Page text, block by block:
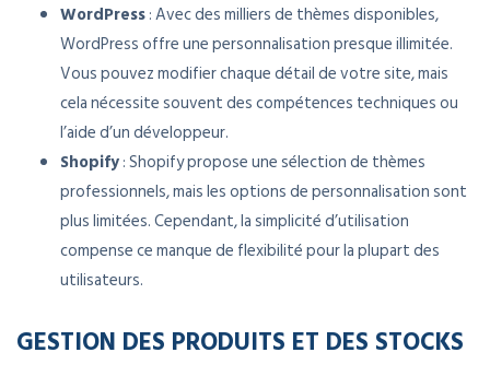
WordPress: Avec des milliers de thèmes disponibles,
WordPress offre une personnalisation presque illimitée.
Vous pouvez modifier chaque détail de votre site, mais
cela nécessite souvent des compétences techniques ou
l’aide d’un développeur.
Shopify: Shopify propose une sélection de thèmes
professionnels, mais les options de personnalisation sont
plus limitées. Cependant, la simplicité d’utilisation
compense ce manque de flexibilité pour la plupart des
utilisateurs.
GESTION DES PRODUITS ET DES STOCKS